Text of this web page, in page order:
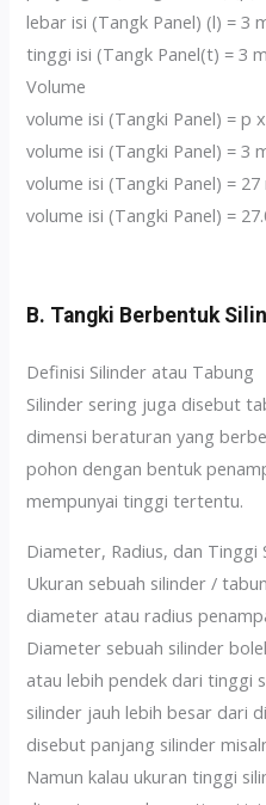
lebar isi (Tangk Panel) (l) = 3
tinggi isi (Tangk Panel(t) = 3 m
Volume
volume isi (Tangki Panel) = p
volume isi (Tangki Panel) = 3
volume isi (Tangki Panel) = 27
volume isi (Tangki Panel) =
B. Tangki Berbentuk
Definisi Silinder atau Tabung
Silinder sering juga disebut
dimensi beraturan yang
pohon dengan bentuk
mempunyai tinggi tertentu.
Diameter, Radius, dan Tinggi
Ukuran sebuah silinder /
diameter atau radius
Diameter sebuah silinder
atau lebih pendek dari tinggi
silinder jauh lebih besar dari
disebut panjang silinder
Namun kalau ukuran tinggi